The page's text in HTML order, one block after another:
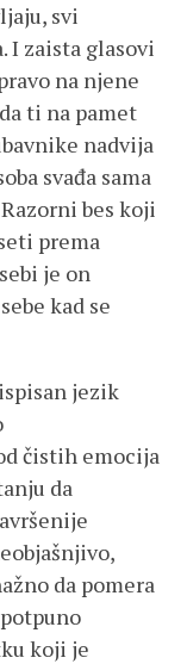
svi
I zaista glasovi
na njene
ti na pamet
nadvija
svađa sama
bes koji
prema
je on
kad se
jezik
čistih emocija
da
da pomera
koji je